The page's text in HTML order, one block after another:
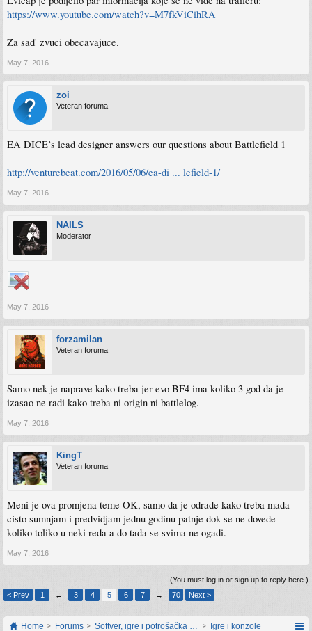
https://www.youtube.com/watch?v=M7fkViCihRA
Za sad' zvuci obecavajuce.
May 7, 2016
zoi
Veteran foruma
EA DICE’s lead designer answers our questions about Battlefield 1
http://venturebeat.com/2016/05/06/ea-di ... lefield-1/
May 7, 2016
NAILS
Moderator
May 7, 2016
forzamilan
Veteran foruma
Samo nek je naprave kako treba jer evo BF4 ima koliko 3 god da je
izasao ne radi kako treba ni origin ni battlelog.
May 7, 2016
KingT
Veteran foruma
Meni je ova promjena teme OK, samo da je odrade kako treba mada
cisto sumnjam i predvidjam jednu godinu patnje dok se ne dovede
koliko toliko u neki reda a do tada se svima ne ogadi.
May 7, 2016
(You must log in or sign up to reply here.)
< Prev
1 ← 3 4 5 6 7 → 70 Next >
Home Forums Softver, igre i potrošačka elektronikaIgre i konzole